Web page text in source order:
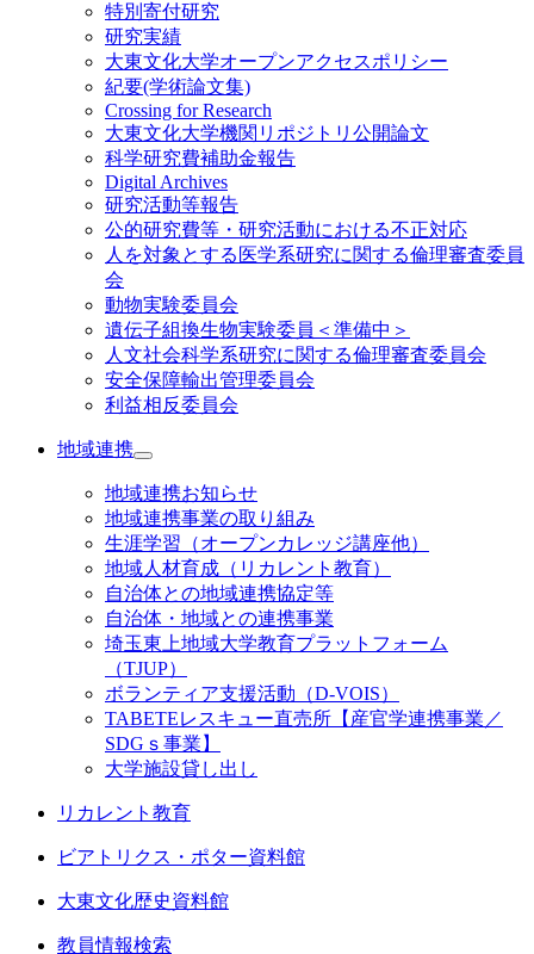
特別寄付研究
研究実績
大東文化大学オープンアクセスポリシー
紀要(学術論文集)
Crossing for Research
大東文化大学機関リポジトリ公開論文
科学研究費補助金報告
Digital Archives
研究活動等報告
公的研究費等・研究活動における不正対応
人を対象とする医学系研究に関する倫理審査委員
会
動物実験委員会
遺伝子組換生物実験委員＜準備中＞
人文社会科学系研究に関する倫理審査委員会
安全保障輸出管理委員会
利益相反委員会
地域連携
地域連携お知らせ
地域連携事業の取り組み
生涯学習（オープンカレッジ講座他）
地域人材育成（リカレント教育）
自治体との地域連携協定等
自治体・地域との連携事業
埼玉東上地域大学教育プラットフォーム
（TJUP）
ボランティア支援活動（D-VOIS）
TABETEレスキュー直売所【産官学連携事業／
SDGｓ事業】
大学施設貸し出し
リカレント教育
ビアトリクス・ポター資料館
大東文化歴史資料館
教員情報検索